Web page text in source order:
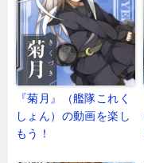
『菊月』（艦隊これく
しょん）の動画を楽し
もう！